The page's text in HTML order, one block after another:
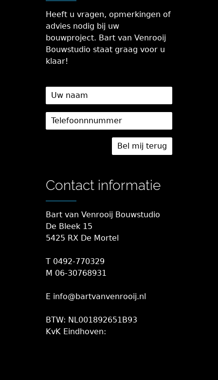
Heeft u vragen, opmerkingen of
advies nodig bij uw
bouwproject. Bart van Venrooij
Bouwstudio staat graag voor u
klaar!
Contact informatie
Bart van Venrooij Bouwstudio
De Bleek 15
5425 RX De Mortel
T 0492-770329
M 06-30768931
E info@bartvanvenrooij.nl
BTW: NL001892651B93
KvK Eindhoven: